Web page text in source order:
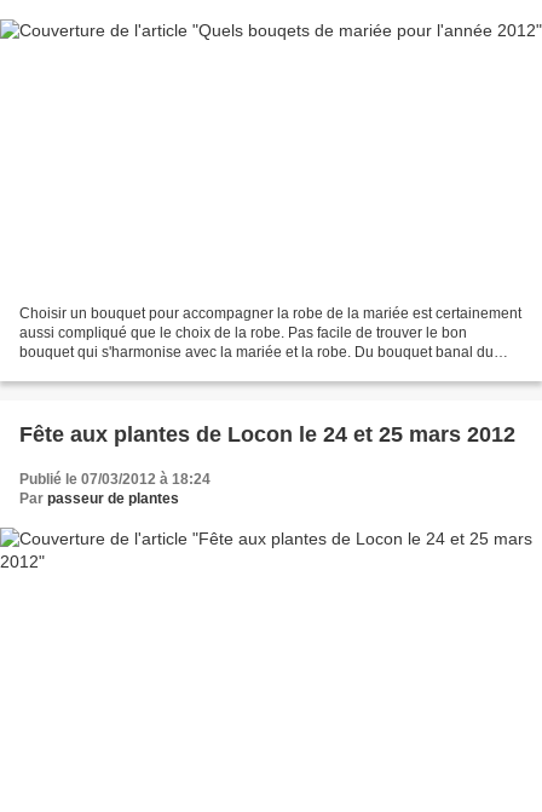
Choisir un bouquet pour accompagner la robe de la mariée est certainement
aussi compliqué que le choix de la robe. Pas facile de trouver le bon
bouquet qui s'harmonise avec la mariée et la robe. Du bouquet banal du
Fête aux plantes de Locon le 24 et 25 mars 2012
Publié le 07/03/2012 à 18:24
Par passeur de plantes